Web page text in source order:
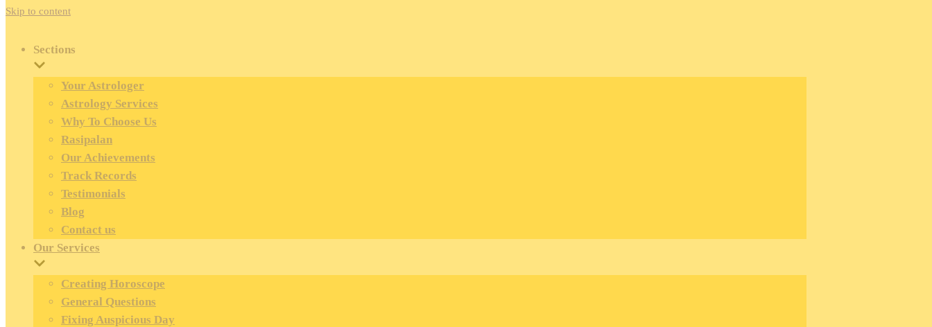
Skip to content
Sections
Your Astrologer
Astrology Services
Why To Choose Us
Rasipalan
Our Achievements
Track Records
Testimonials
Blog
Contact us
Our Services
Creating Horoscope
General Questions
Fixing Auspicious Day